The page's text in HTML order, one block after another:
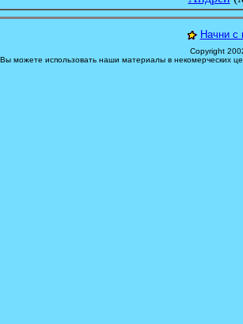
Начни с
Copyright
Вы можете использовать наши материалы в некомерческих